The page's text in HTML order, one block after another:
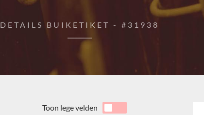
DETAILS BUIKETIKET - #31938
Toon lege velden